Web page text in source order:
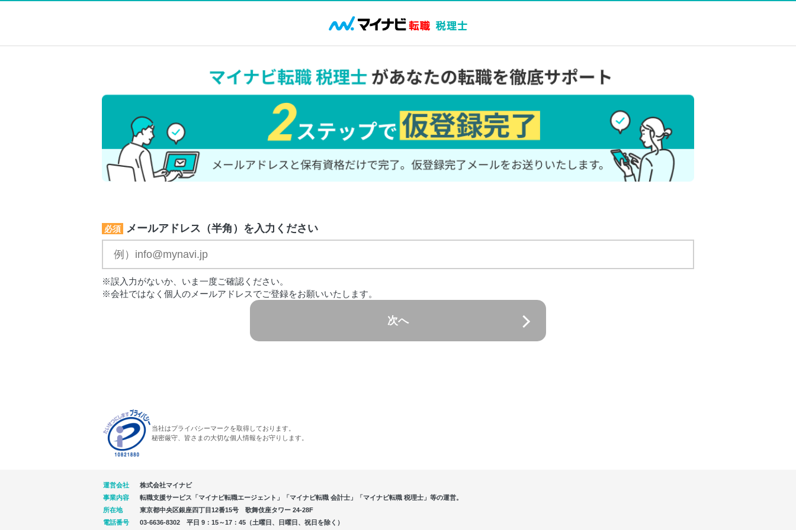
必須 メールアドレス（半角）を入力ください
※誤入力がないか、いま一度ご確認ください。
※会社ではなく個人のメールアドレスでご登録をお願いいたします。
次へ
当社はプライバシーマークを取得しております。
秘密厳守、皆さまの大切な個人情報をお守りします。
運営会社
株式会社マイナビ
事業内容
転職支援サービス「マイナビ転職エージェント」「マイナビ転職 会計士」「マイナビ転職 税理士」等の運営。
所在地
東京都中央区銀座四丁目12番15号 歌舞伎座タワー 24-28F
電話番号
03-6636-8302 平日 9：15～17：45（土曜日、日曜日、祝日を除く）